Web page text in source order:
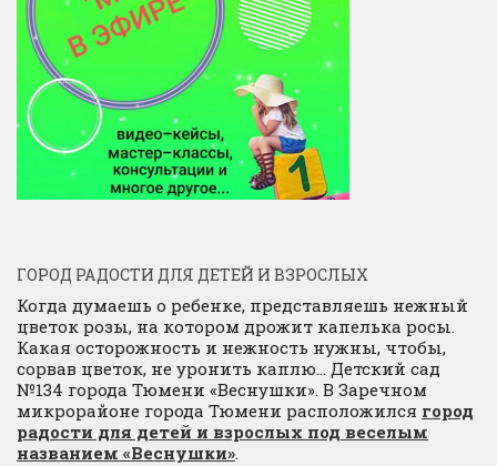
ГОРОД РАДОСТИ ДЛЯ ДЕТЕЙ И ВЗРОСЛЫХ
Когда думаешь о ребенке, представляешь нежный
цветок розы, на котором дрожит капелька росы.
Какая осторожность и нежность нужны, чтобы,
сорвав цветок, не уронить каплю… Детский сад
№134 города Тюмени «Веснушки». В Заречном
микрорайоне города Тюмени расположился город
радости для детей и взрослых под веселым
названием «Веснушки».